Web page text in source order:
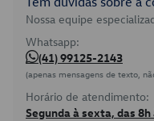
Nossa equipe
Whatsapp:
(41) 99125-2143
(apenas mensagens de texto,
Horário de atendimento:
Segunda à sexta, das 8h